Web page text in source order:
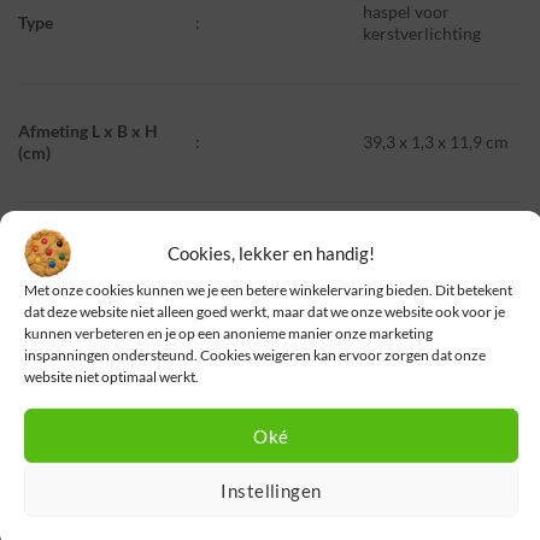
Cookies, lekker en handig!
Met onze cookies kunnen we je een betere winkelervaring bieden. Dit betekent
dat deze website niet alleen goed werkt, maar dat we onze website ook voor je
kunnen verbeteren en je op een anonieme manier onze marketing
inspanningen ondersteund. Cookies weigeren kan ervoor zorgen dat onze
website niet optimaal werkt.
Oké
Instellingen
Type :
haspel voor
kerstverlichting
Afmeting L x B x H
(cm)
: 39,3 x 1,3 x 11,9 cm
GERELATEERDE PRODUCTEN